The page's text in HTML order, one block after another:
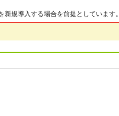
規導入する場合を前提としています。